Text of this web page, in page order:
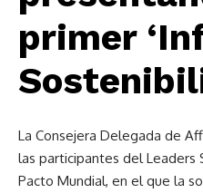
primer
La Consejera Delegada de
las participantes del Leaders
Pacto Mundial, en el que la